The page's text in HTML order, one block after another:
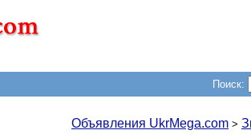
Поиск:
Объявления UkrMega.com >